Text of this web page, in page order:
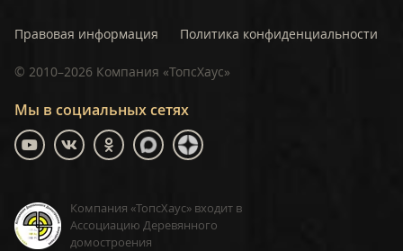
Мы в социальных сетях
Компания «ТопсХаус» входит в
Ассоциацию Деревянного
домостроения
Правовая информация Политика конфиденциальности
© 2010–2026 Компания «ТопсХаус»